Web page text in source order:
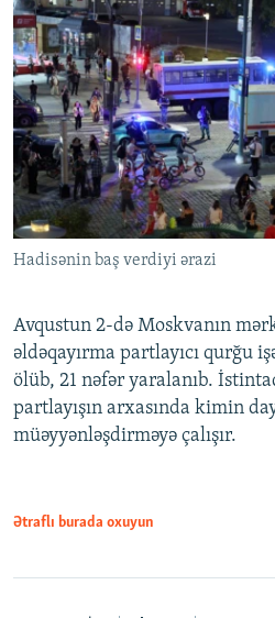
Hadisənin baş verdiyi ərazi
Avqustun 2-də Moskvanın
əldəqayırma partlayıcı qurğu
ölüb, 21 nəfər yaralanıb.
partlayışın arxasında kimin
müəyyənləşdirməyə çalışır.
Ətraflı burada oxuyun